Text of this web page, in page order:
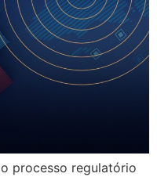
processo regulatório